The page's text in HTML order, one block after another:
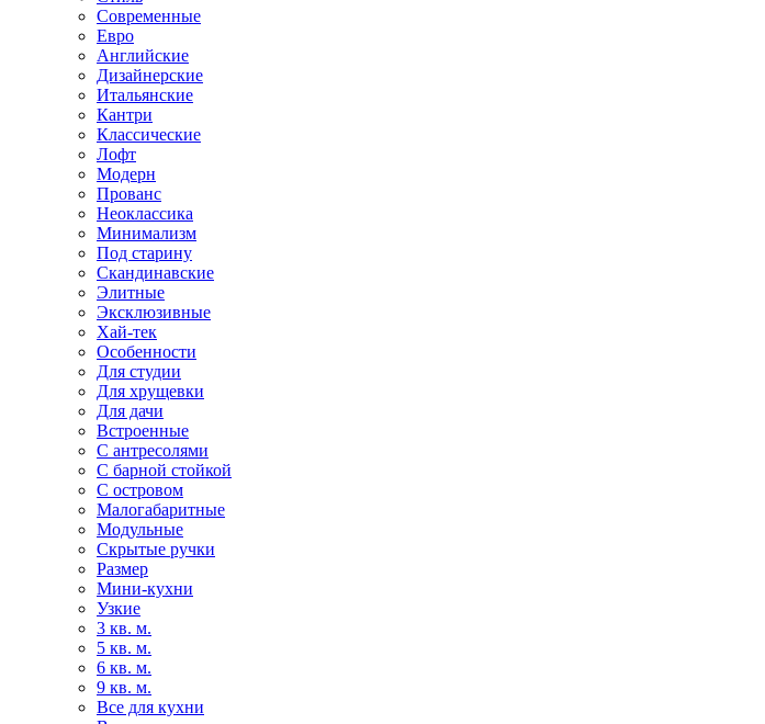
Современные
Евро
Английские
Дизайнерские
Итальянские
Кантри
Классические
Лофт
Модерн
Прованс
Неоклассика
Минимализм
Под старину
Скандинавские
Элитные
Эксклюзивные
Хай-тек
Особенности
Для студии
Для хрущевки
Для дачи
Встроенные
С антресолями
С барной стойкой
С островом
Малогабаритные
Модульные
Скрытые ручки
Размер
Мини-кухни
Узкие
3 кв. м.
5 кв. м.
6 кв. м.
9 кв. м.
Все для кухни